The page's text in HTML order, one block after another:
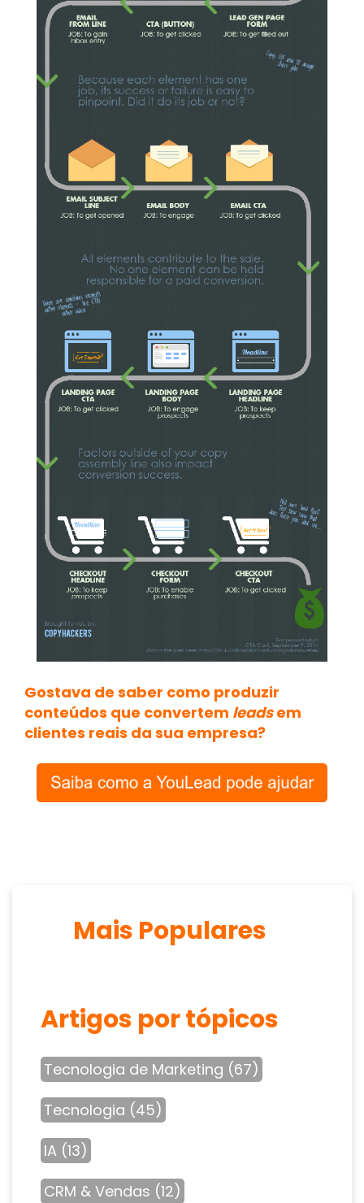
Gostava de saber como produzir
conteúdos que convertem leadsem
clientes reais da sua empresa?
Mais Populares
Artigos por tópicos
Tecnologia de Marketing (67)
Tecnologia (45)
IA (13)
CRM & Vendas (12)